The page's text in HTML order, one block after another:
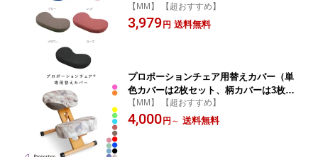
SM-160 MMK 家具
【MM】 【超おすすめ】
3,979 円 送料無料
プロポーションチェア用替えカバー（単
色カバーは2枚セット、柄カバーは3枚セ
ット） CV-8K ※チェア本体は別売りt00
2-m045-prc-c8k QSM-160 MMK CV-8
【MM】 【超おすすめ】
4,000 円 ～ 送料無料